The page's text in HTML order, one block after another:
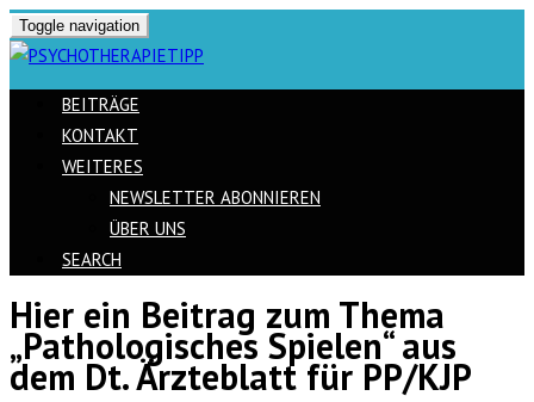
Toggle navigation
BEITRÄGE
KONTAKT
WEITERES
NEWSLETTER ABONNIEREN
ÜBER UNS
SEARCH
Skip
content
Hier ein Beitrag zum Thema
„Pathologisches Spielen“ aus
dem Dt. Ärzteblatt für PP/KJP